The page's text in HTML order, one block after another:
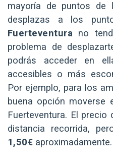
mayoría de puntos
desplazas a los
Fuerteventura no
problema de
podrás acceder en
accesibles o más
Por ejemplo, para los
buena opción moverse
Fuerteventura. El precio
distancia recorrida,
1,50€ aproximadamente.